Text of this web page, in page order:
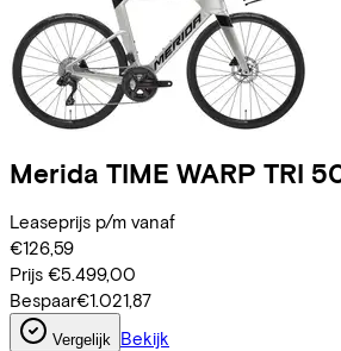
Merida TIME WARP TRI
Leaseprijs p/m vanaf
€126,59
Prijs €5.499,00
Bespaar€1.021,87
Vergelijk Bekijk